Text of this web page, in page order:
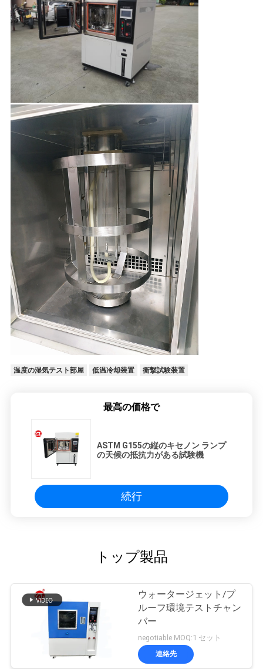
温度の湿気テスト部屋 低温冷却装置 衝撃試験装置
最高の価格で
ASTM G155の縦のキセノン ランプ
の天候の抵抗力がある試験機
続行
トップ製品
ウォータージェット/プ
ルーフ環境テストチャン
バー
negotiable MOQ:1 セット
連絡先